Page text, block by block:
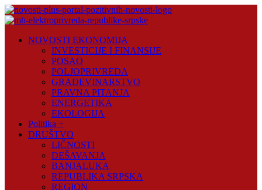
Skip
to
Plus
NOVOSTI EKONOMIJA
INVESTICIJE I FINANSIJE
POSAO
POLJOPRIVREDA
GRAĐEVINARSTVO
PRAVNA PITANJA
ENERGETIKA
EKOLOGIJA
Politika +
DRUŠTVO
LIČNOSTI
DEŠAVANJA
BANJALUKA
REPUBLIKA SRPSKA
REGION